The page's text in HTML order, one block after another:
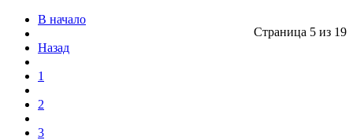
Страница 5 из 19
В начало
Назад
1
2
3